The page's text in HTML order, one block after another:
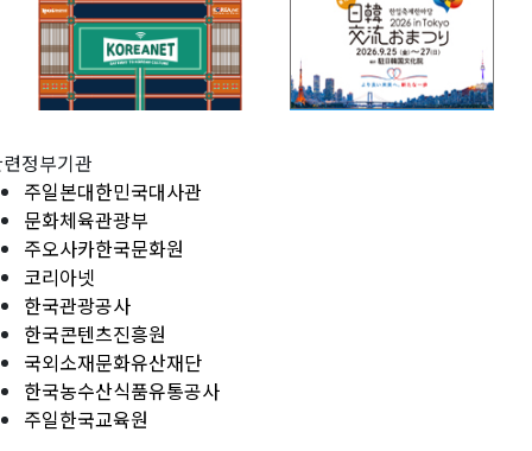
정부기관
주일본대한민국대사관
문화체육관광부
주오사카한국문화원
코리아넷
한국관광공사
한국콘텐츠진흥원
국외소재문화유산재단
한국농수산식품유통공사
주일한국교육원